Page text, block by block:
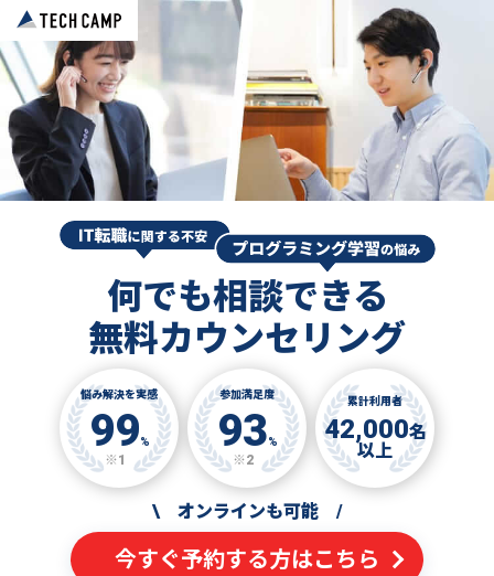
何でも相談できる
無料カウンセリング
悩み解決を実感
99%
※1
参加満足度
93%
※2
累計利用者
42,000名
以上
\ オンラインも可能 /
今すぐ予約する方はこちら